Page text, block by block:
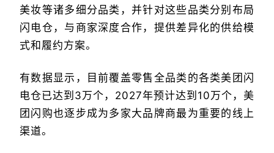
美妆等诸多细分品类，并针对这些品类分别布局
闪电仓，与商家深度合作，提供差异化的供给模
式和履约方案。
有数据显示，目前覆盖零售全品类的各类美团闪
电仓已达到3万个，2027年预计达到10万个，美
团闪购也逐步成为多家大品牌商最为重要的线上
渠道。